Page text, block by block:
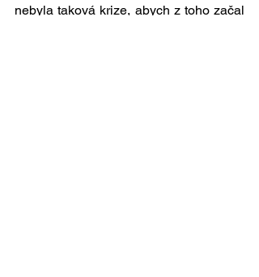
nebyla taková krize, abych z toho začal